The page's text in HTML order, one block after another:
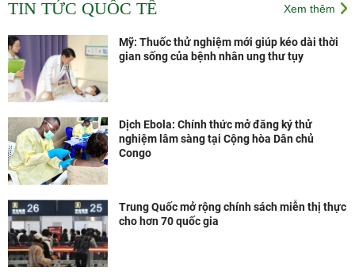
sẽ được sản xuất tại Nhà
phẩm VNVC từ năm 2028
TIN TỨC QUỐC TẾ Xem thêm
Mỹ: Thuốc thử nghiệm mới giúp kéo dài thời
gian sống của bệnh nhân ung thư tụy
Dịch Ebola: Chính thức mở đăng ký thử
nghiệm lâm sàng tại Cộng hòa Dân chủ
Congo
Trung Quốc mở rộng chính sách miễn thị thực
cho hơn 70 quốc gia